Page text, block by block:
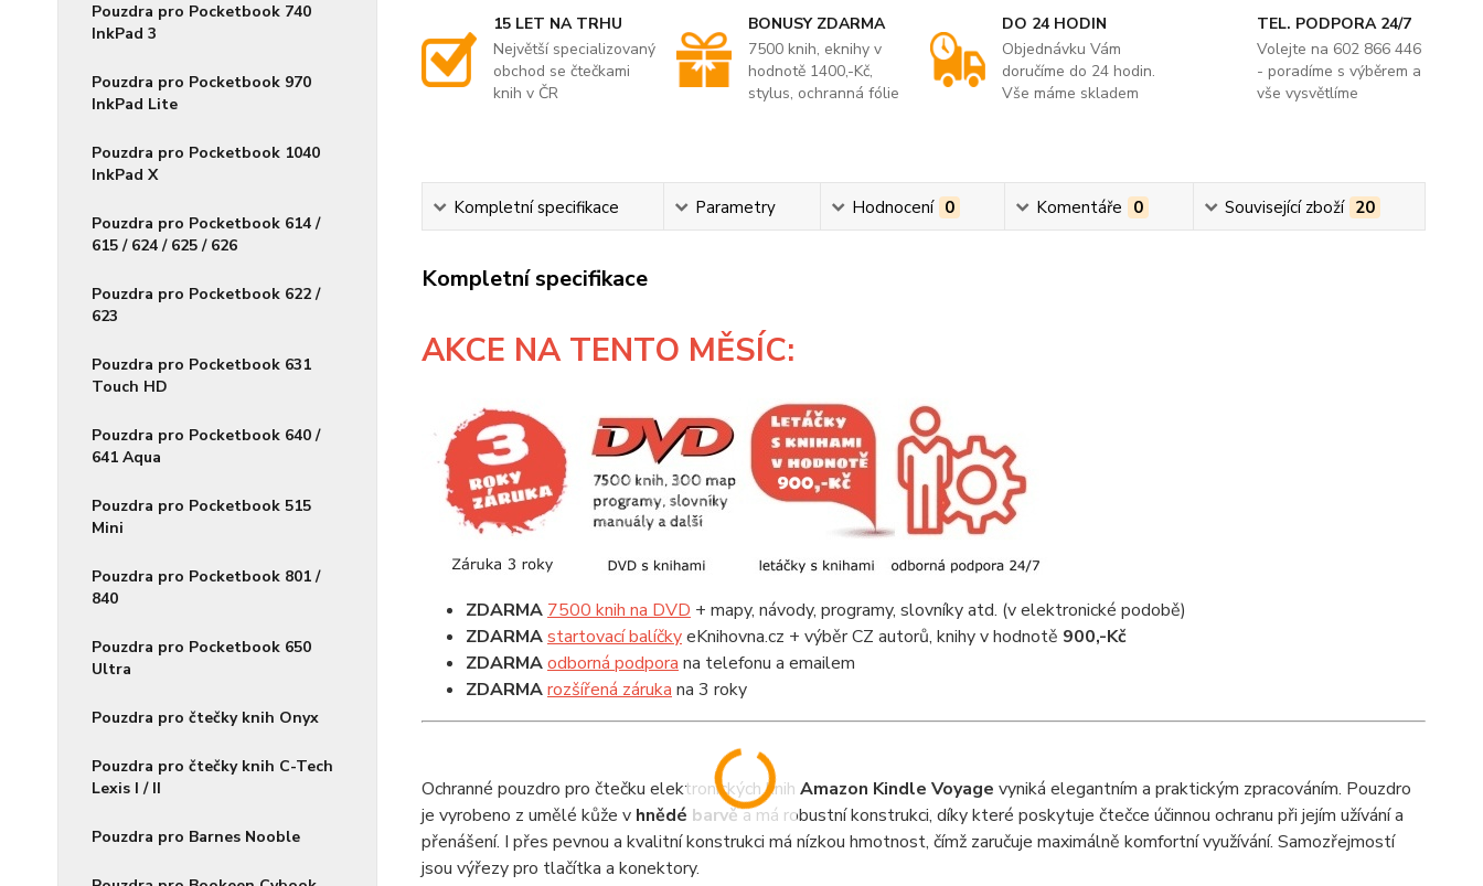
Pouzdra pro Pocketbook 740
InkPad 3
Pouzdra pro Pocketbook 970
InkPad Lite
Pouzdra pro Pocketbook 1040
InkPad X
Pouzdra pro Pocketbook 614 /
615 / 624 / 625 / 626
Pouzdra pro Pocketbook 622 /
623
Pouzdra pro Pocketbook 631
Touch HD
Pouzdra pro Pocketbook 640 /
641 Aqua
Pouzdra pro Pocketbook 515
Mini
Pouzdra pro Pocketbook 801 /
840
Pouzdra pro Pocketbook 650
Ultra
Pouzdra pro čtečky knih Onyx
Pouzdra pro čtečky knih C-Tech
Lexis I / II
Pouzdra pro Barnes Nooble
15 LET NA TRHU
Největší specializovaný
obchod se čtečkami
knih v ČR
BONUSY ZDARMA
7500 knih, eknihy v
hodnotě 1400,-Kč,
stylus, ochranná fólie
DO 24 HODIN
Objednávku Vám
doručíme do 24 hodin.
Vše máme skladem
TEL. PODPORA 24/7
Volejte na 602 866 446
- poradíme s výběrem a
vše vysvětlíme
Kompletní specifikace Parametry Hodnocení 0 Komentáře 0 Související zboží 20
Kompletní specifikace
AKCE NA TENTO MĚSÍC:
ZDARMA 7500 knih na DVD + mapy, návody, programy, slovníky atd. (v elektronické podobě)
ZDARMAstartovací balíčkyeKnihovna.cz + výběr CZ autorů, knihy v hodnotě 900,-Kč
ZDARMAodborná podpora na telefonu a emailem
ZDARMArozšířená záruka na 3 roky
Ochranné pouzdro pro čtečku elektronických knih Amazon Kindle Voyage vyniká elegantním a praktickým zpracováním. Pouzdro
je vyrobeno z umělé kůže v hnědé barvěa má robustní konstrukci, díky které poskytuje čtečce účinnou ochranu při jejím užívání a
přenášení. I přes pevnou a kvalitní konstrukci má nízkou hmotnost, čímž zaručuje maximálně komfortní využívání. Samozřejmostí
jsou výřezy pro tlačítka a konektory.